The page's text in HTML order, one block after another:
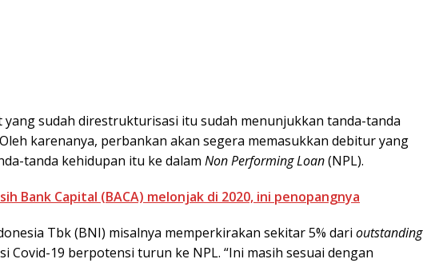
yang sudah direstrukturisasi itu sudah menunjukkan tanda-tanda
karenanya, perbankan akan segera memasukkan debitur yang
tanda kehidupan itu ke dalam Non Performing Loan(NPL).
Bank Capital (BACA) melonjak di 2020, ini penopangnya
Tbk (BNI) misalnya memperkirakan sekitar 5% dari outstanding
Covid-19 berpotensi turun ke NPL. “Ini masih sesuai dengan